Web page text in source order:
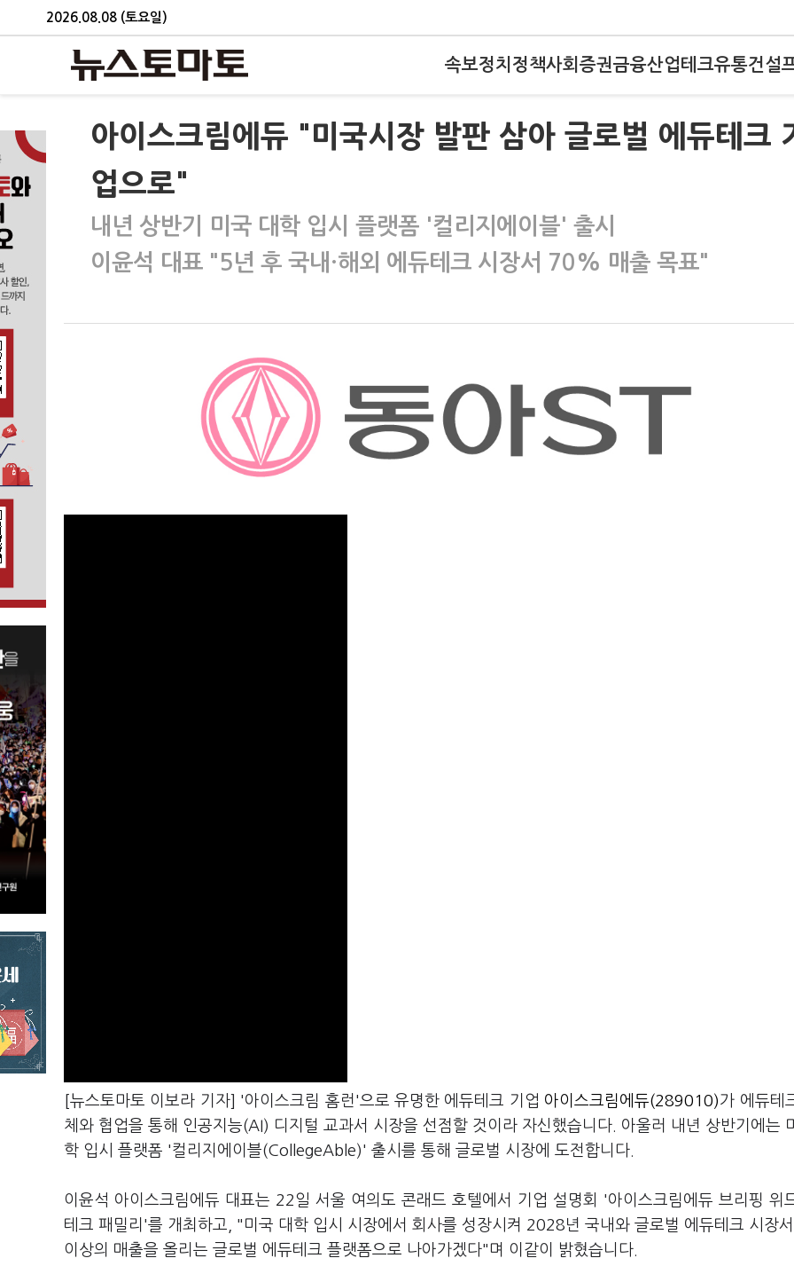
2026.08.08 (토요일)
속보정치 정책사회 증권금융산업테크유통건설
아이스크림에듀 "미국시장 발판 삼아 글로벌 에듀테크
업으로"
내년 상반기 미국 대학 입시 플랫폼 '컬리지에이블' 출시
이윤석 대표 "5년 후 국내·해외 에듀테크 시장서 70% 매출 목표"
[뉴스토마토 이보라 기자] '아이스크림 홈런'으로 유명한 에듀테크 기업 아이스크림에듀(289010)가 에듀테
체와 협업을 통해 인공지능(AI) 디지털 교과서 시장을 선점할 것이라 자신했습니다. 아울러 내년 상반기에는
학 입시 플랫폼 '컬리지에이블(CollegeAble)' 출시를 통해 글로벌 시장에 도전합니다.
이윤석 아이스크림에듀 대표는 22일 서울 여의도 콘래드 호텔에서 기업 설명회 '아이스크림에듀 브리핑 위
테크 패밀리'를 개최하고, "미국 대학 입시 시장에서 회사를 성장시켜 2028년 국내와 글로벌 에듀테크 시장
이상의 매출을 올리는 글로벌 에듀테크 플랫폼으로 나아가겠다"며 이같이 밝혔습니다.